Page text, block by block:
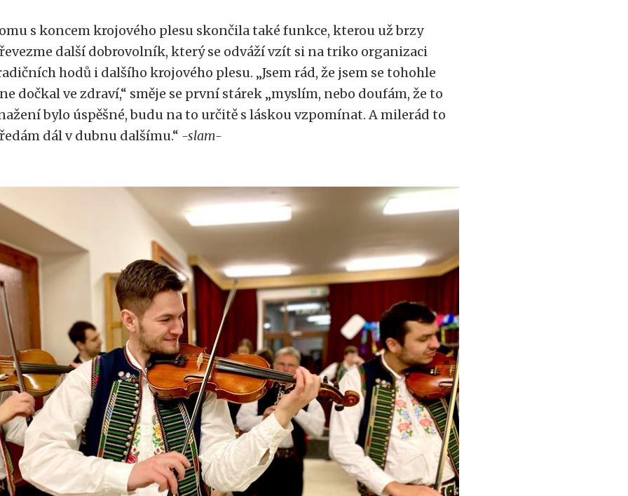
s koncem krojového plesu skončila také funkce, kterou už brzy
další dobrovolník, který se odváží vzít si na triko organizaci
hodů i dalšího krojového plesu. „Jsem rád, že jsem se tohohle
dočkal ve zdraví,“ směje se první stárek „myslím, nebo doufám, že to
bylo úspěšné, budu na to určitě s láskou vzpomínat. A milerád to
dál v dubnu dalšímu.“ -slam-